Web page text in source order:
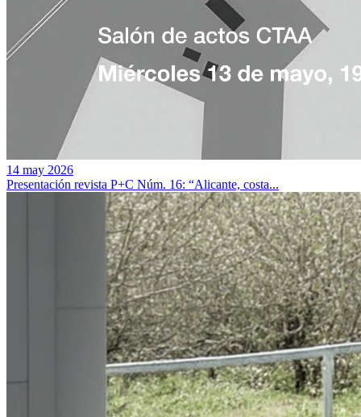
14 may 2026
Presentación revista P+C Núm. 16: “Alicante, costa...